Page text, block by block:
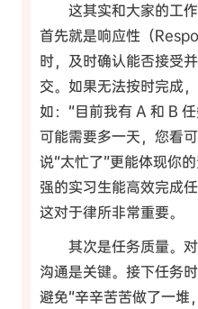
这其实和大家的工
首先就是响应性（
时，及时确认能否接受
交。如果无法按时完成
如：“目前我有 A 和 B
可能需要多一天，您看
说“太忙了”更能体现你
强的实习生能高效完成
这对于律所非常重要。
其次是任务质量。
沟通是关键。接下任务
避免“辛辛苦苦做了一堆